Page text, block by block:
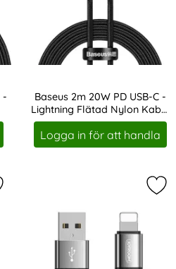
-
Baseus 2m 20W PD USB-C -
Lightning Flätad Nylon Kabel
- Svart
Art. nr 14607
Logga in för att handla
baseus Tungsten 1m